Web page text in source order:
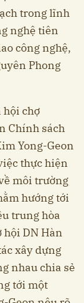
trong lĩnh
nghệ tiên
công nghệ,
Phong
hội chợ
Chính sách
Yong-Geon
thực hiện
môi trường
hướng tới
trung hòa
hội DN Hàn
xây dựng
nhau chia sẻ
tới một